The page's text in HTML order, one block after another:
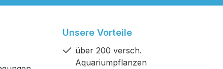
Unsere Vorteile
über 200 versch.
Aquariumpflanzen